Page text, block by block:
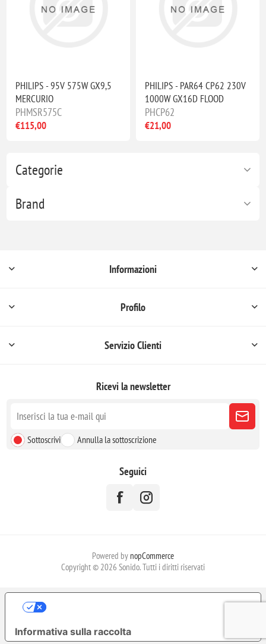
Categorie
Brand
PHILIPS - 95V 575W GX9,5
MERCURIO
PHMSR575C
€115,00
PHILIPS - PAR64 CP62 230V
1000W GX16D FLOOD
PHCP62
€21,00
Informazioni
Profilo
Servizio Clienti
Ricevi la newsletter
Sottoscrivi Annulla la sottoscrizione
Seguici
Powered by nopCommerce
Copyright © 2026 Sonido. Tutti i diritti riservati
Informativa sulla raccolta
LE TUE PREFERENZE RELATIVE ALLA